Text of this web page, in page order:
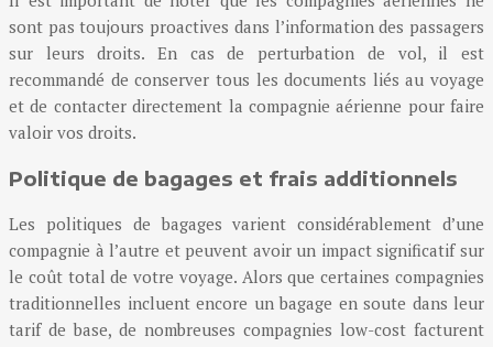
sont pas toujours proactives dans l’information des passagers
sur leurs droits. En cas de perturbation de vol, il est
recommandé de conserver tous les documents liés au voyage
et de contacter directement la compagnie aérienne pour faire
valoir vos droits.
Politique de bagages et frais additionnels
Les politiques de bagages varient considérablement d’une
compagnie à l’autre et peuvent avoir un impact significatif sur
le coût total de votre voyage. Alors que certaines compagnies
traditionnelles incluent encore un bagage en soute dans leur
tarif de base, de nombreuses compagnies low-cost facturent